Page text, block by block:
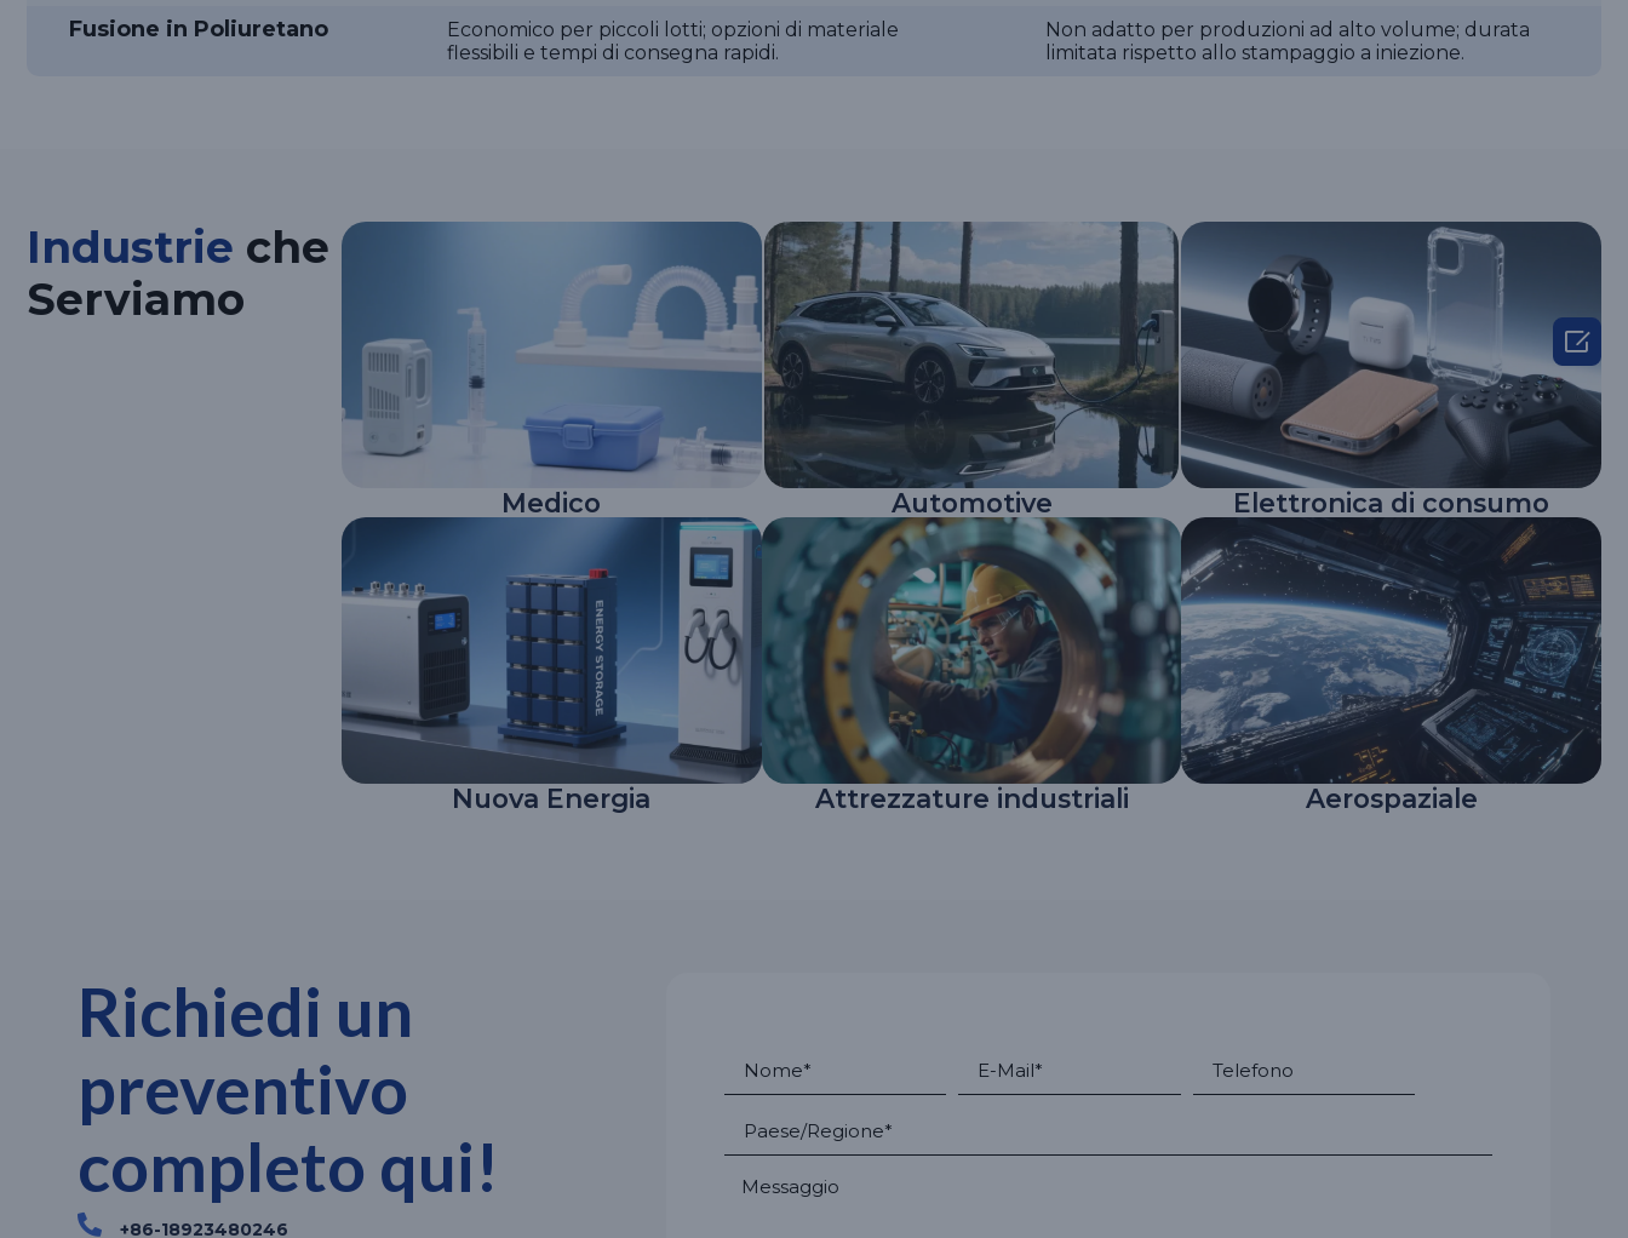
Fusione in Poliuretano
Economico per piccoli lotti; opzioni di materiale
flessibili e tempi di consegna rapidi.
Non adatto per produzioni ad alto volume; durata
limitata rispetto allo stampaggio a iniezione.
Industrie che
Serviamo
Medico Automotive Elettronica di consumo
Nuova Energia Attrezzature industriali Aerospaziale
Richiedi un
preventivo
completo qui!
+86-18923480246
